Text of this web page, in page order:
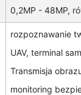
0,2MP - 48MP,
rozpoznawanie
UAV, terminal
Transmisja
monitoring